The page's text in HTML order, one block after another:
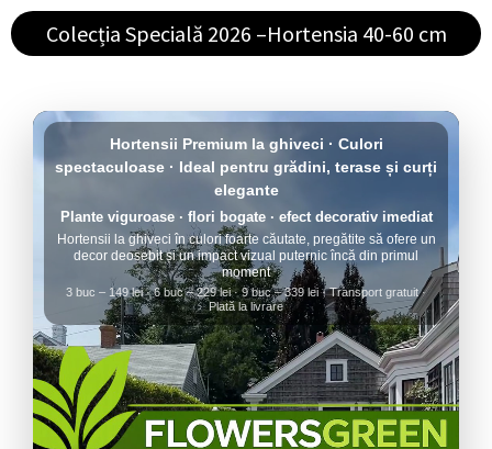
Colecția Specială 2026 –Hortensia 40-60 cm
Hortensii Premium la ghiveci · Culori
spectaculoase · Ideal pentru grădini, terase și curți
elegante
Plante viguroase · flori bogate · efect decorativ imediat
Hortensii la ghiveci în culori foarte căutate, pregătite să ofere un
decor deosebit și un impact vizual puternic încă din primul
moment
3 buc – 149 lei · 6 buc – 229 lei · 9 buc – 339 lei · Transport gratuit ·
Plată la livrare